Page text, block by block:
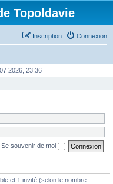
Topoldavie
Connexion
Inscription
2026, 23:36
Se souvenir de moi
et 1 invité (selon le nombre